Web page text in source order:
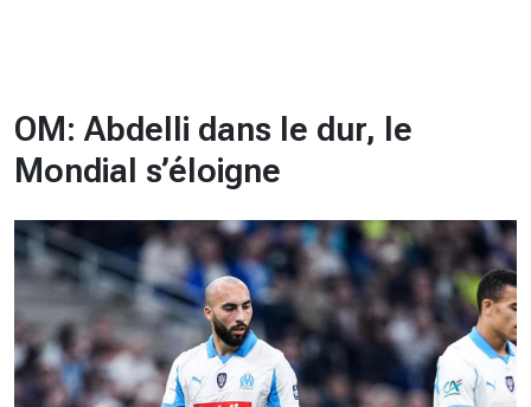
OM: Abdelli dans le dur, le
Mondial s’éloigne